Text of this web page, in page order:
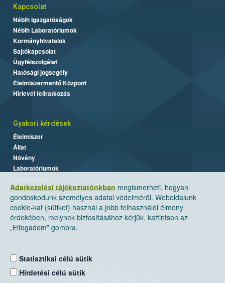
Adatkezelési tájékoztatónkban megismerheti, hogyan
gondoskodunk személyes adatai védelméről. Weboldalunk
cookie-kat (sütiket) használ a jobb felhasználói élmény
érdekében, melynek biztosításához kérjük, kattintson az
„Elfogadom” gombra.
Statisztikai célú sütik
Hirdetési célú sütik
Kapcsolat
Nébih Igazgatóságok
Nébih Laboratóriumok
Kormányhivatalok
Sajtókapcsolat
Ügyfélszolgálat
Hatósági jogsegély
Élelmiszermentő Központ
Hírlevél feliratkozás
Gyakori kérdések
Élelmiszer
Állat
Növény
Laboratóriumok
Nemzeti Élelmiszerlánc-biztonsági Hivatal